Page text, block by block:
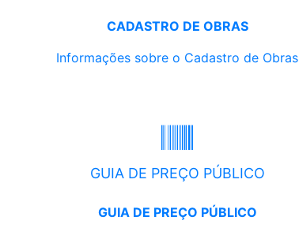
CADASTRO DE OBRAS
Informações sobre o Cadastro de Obras
GUIA DE PREÇO PÚBLICO
GUIA DE PREÇO PÚBLICO